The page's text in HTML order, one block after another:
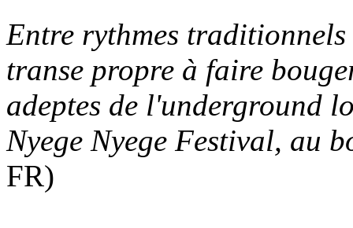
Entre rythmes
transe propre à faire
adeptes de l'underground
Nyege Nyege Festival, au
FR)